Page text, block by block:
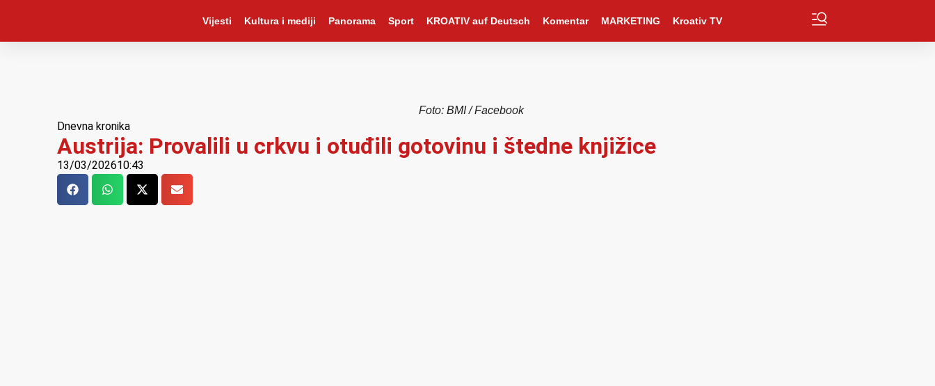
Vijesti Kultura i mediji Panorama Sport KROATIV auf Deutsch Komentar MARKETING Kroativ TV
Foto: BMI / Facebook
Dnevna kronika
Austrija: Provalili u crkvu i otuđili gotovinu i štedne knjižice
13/03/202610:43